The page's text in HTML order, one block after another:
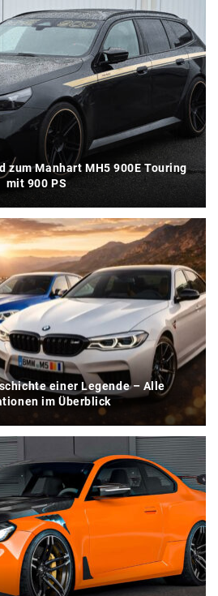
zum Manhart MH5 900E Touring
mit 900 PS
einer Legende – Alle
im Überblick